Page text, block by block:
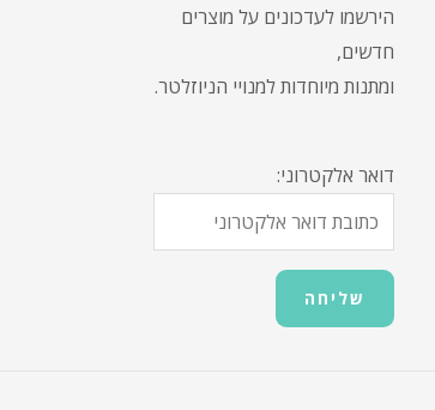
הירשמו לעדכונים על מוצרים
חדשים,
ומתנות מיוחדות למנויי הניוזלטר.
דואר אלקטרוני: